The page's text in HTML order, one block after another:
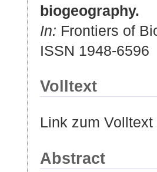
biogeography.
In: Frontiers of
ISSN 1948-6596
Volltext
Link zum
Abstract